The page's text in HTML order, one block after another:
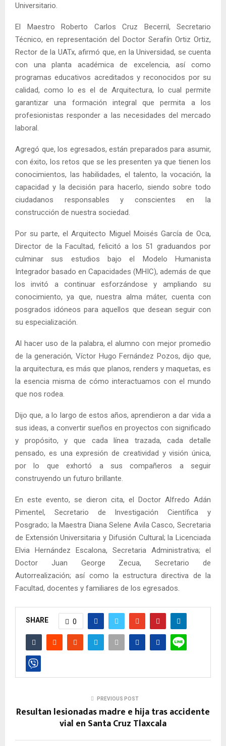
Universitario.
El Maestro Roberto Carlos Cruz Becerril, Secretario
Técnico, en representación del Doctor Serafín Ortiz Ortiz,
Rector de la UATx, afirmó que, en la Universidad, se cuenta
con una planta académica de excelencia, así como
programas educativos acreditados y reconocidos por su
calidad, como lo es el de Arquitectura, lo cual permite
garantizar una formación integral que permita a los
profesionistas responder a las necesidades del mercado
laboral.
Agregó que, los egresados, están preparados para asumir,
con éxito, los retos que se les presenten ya que tienen los
conocimientos, las habilidades, el talento, la vocación, la
capacidad y la decisión para hacerlo, siendo sobre todo
ciudadanos responsables y conscientes en la
construcción de nuestra sociedad.
Por su parte, el Arquitecto Miguel Moisés García de Oca,
Director de la Facultad, felicitó a los 51 graduandos por
culminar sus estudios bajo el Modelo Humanista
Integrador basado en Capacidades (MHIC), además de que
los invitó a continuar esforzándose y ampliando su
conocimiento, ya que, nuestra alma máter, cuenta con
posgrados idóneos para aquellos que desean seguir con
su especialización.
Al hacer uso de la palabra, el alumno con mejor promedio
de la generación, Víctor Hugo Fernández Pozos, dijo que,
la arquitectura, es más que planos, renders y maquetas, es
la esencia misma de cómo interactuamos con el mundo
que nos rodea.
Dijo que, a lo largo de estos años, aprendieron a dar vida a
sus ideas, a convertir sueños en proyectos con significado
y propósito, y que cada línea trazada, cada detalle
pensado, es una expresión de creatividad y visión única,
por lo que exhortó a sus compañeros a seguir
construyendo un futuro brillante.
En este evento, se dieron cita, el Doctor Alfredo Adán
Pimentel, Secretario de Investigación Científica y
Posgrado; la Maestra Diana Selene Avila Casco, Secretaria
de Extensión Universitaria y Difusión Cultural; la Licenciada
Elvia Hernández Escalona, Secretaria Administrativa; el
Doctor Juan George Zecua, Secretario de
Autorrealización; así como la estructura directiva de la
Facultad, docentes y familiares de los egresados.
SHARE 0
PREVIOUS POST
Resultan lesionadas madre e hija tras accidente
vial en Santa Cruz Tlaxcala